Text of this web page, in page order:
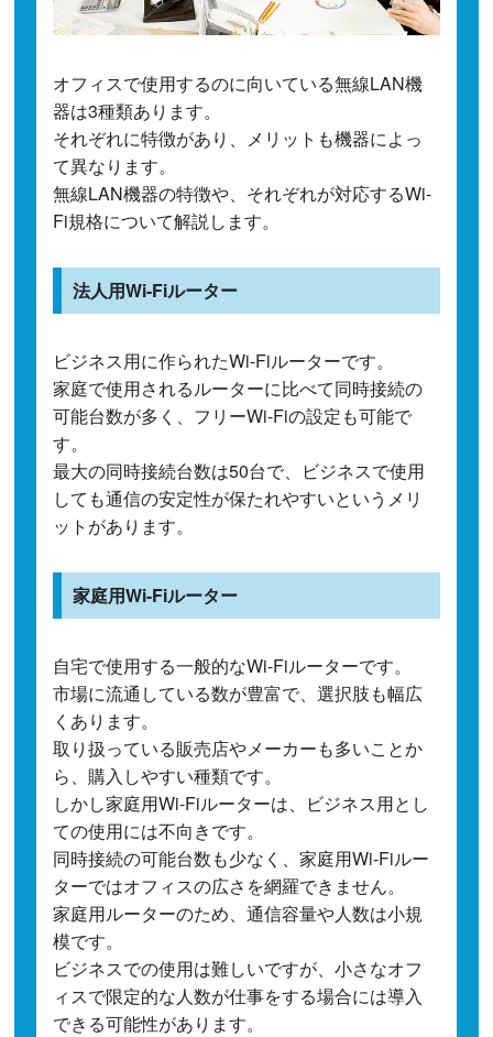
オフィスで使用するのに向いている無線LAN機
器は3種類あります。
それぞれに特徴があり、メリットも機器によっ
て異なります。
無線LAN機器の特徴や、それぞれが対応するWi-
Fi規格について解説します。
法人用Wi-Fiルーター
ビジネス用に作られたWi-Fiルーターです。
家庭で使用されるルーターに比べて同時接続の
可能台数が多く、フリーWi-Fiの設定も可能で
す。
最大の同時接続台数は50台で、ビジネスで使用
しても通信の安定性が保たれやすいというメリ
ットがあります。
家庭用Wi-Fiルーター
自宅で使用する一般的なWi-Fiルーターです。
市場に流通している数が豊富で、選択肢も幅広
くあります。
取り扱っている販売店やメーカーも多いことか
ら、購入しやすい種類です。
しかし家庭用Wi-Fiルーターは、ビジネス用とし
ての使用には不向きです。
同時接続の可能台数も少なく、家庭用Wi-Fiルー
ターではオフィスの広さを網羅できません。
家庭用ルーターのため、通信容量や人数は小規
模です。
ビジネスでの使用は難しいですが、小さなオフ
ィスで限定的な人数が仕事をする場合には導入
できる可能性があります。